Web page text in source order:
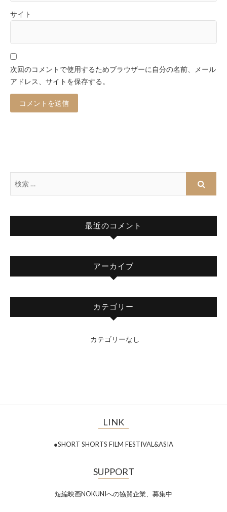
サイト
次回のコメントで使用するためブラウザーに自分の名前、メール
アドレス、サイトを保存する。
最近のコメント
アーカイブ
カテゴリー
カテゴリーなし
LINK
●SHORT SHORTS FILM FESTIVAL&ASIA
SUPPORT
短編映画NOKUNIへの協賛企業、募集中